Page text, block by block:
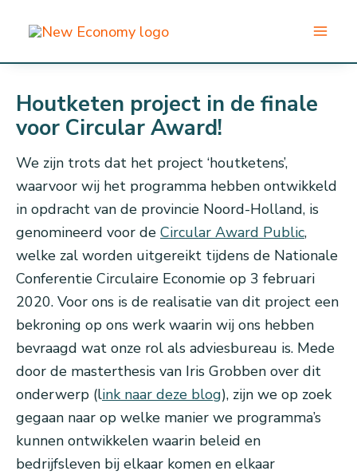
de
Houtketen project in de finale
voor Circular Award!
We zijn trots dat het project ‘houtketens’,
waarvoor wij het programma hebben ontwikkeld
in opdracht van de provincie Noord-Holland, is
genomineerd voor de Circular Award Public,
welke zal worden uitgereikt tijdens de Nationale
Conferentie Circulaire Economie op 3 februari
2020. Voor ons is de realisatie van dit project een
bekroning op ons werk waarin wij ons hebben
bevraagd wat onze rol als adviesbureau is. Mede
door de masterthesis van Iris Grobben over dit
onderwerp (link naar deze blog), zijn we op zoek
gegaan naar op welke manier we programma’s
kunnen ontwikkelen waarin beleid en
bedrijfsleven bij elkaar komen en elkaar